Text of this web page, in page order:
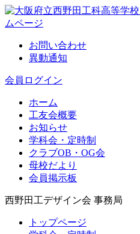
お問い合わせ
異動通知
会員ログイン
ホーム
工友会概要
お知らせ
学科会・定時制
クラブOB・OG会
母校だより
会員掲示板
西野田工デザイン会 事務局
トップページ